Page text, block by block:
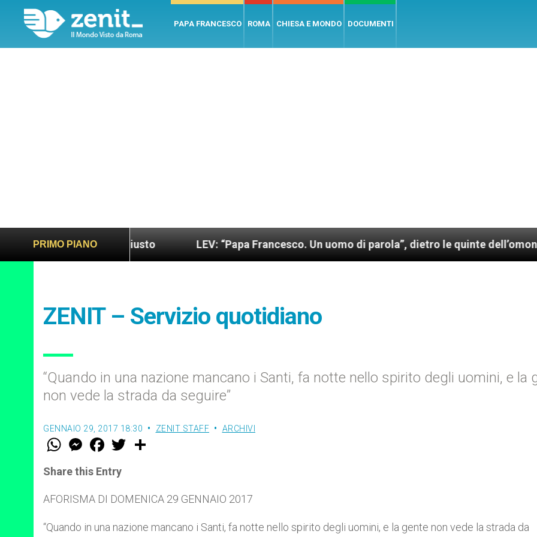
PAPA FRANCESCO ROMA CHIESA E MONDO DOCUMENTI
PRIMO PIANO
più sano e giusto LEV: “Papa Francesco. Un uomo di parola”, dietro le quinte dell’omonimo
ZENIT – Servizio quotidiano
“Quando in una nazione mancano i Santi, fa notte nello spirito degli uomini, e la
non vede la strada da seguire”
GENNAIO 29, 2017 18:30 ZENIT STAFF ARCHIVI
W
t
s
p
p
M
e
s
e
g
e
F
a
e
b
o
w
r
Share this Entry
AFORISMA DI DOMENICA 29 GENNAIO 2017
“Quando in una nazione mancano i Santi, fa notte nello spirito degli uomini, e la gente non vede la strada da